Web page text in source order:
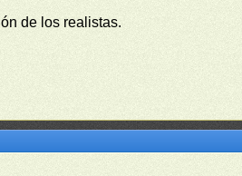
de los realistas.